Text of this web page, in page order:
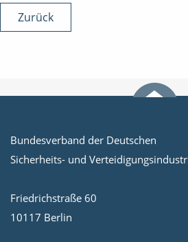
Zurück
Bundesverband der Deutschen
Sicherheits- und
Friedrichstraße 60
10117 Berlin